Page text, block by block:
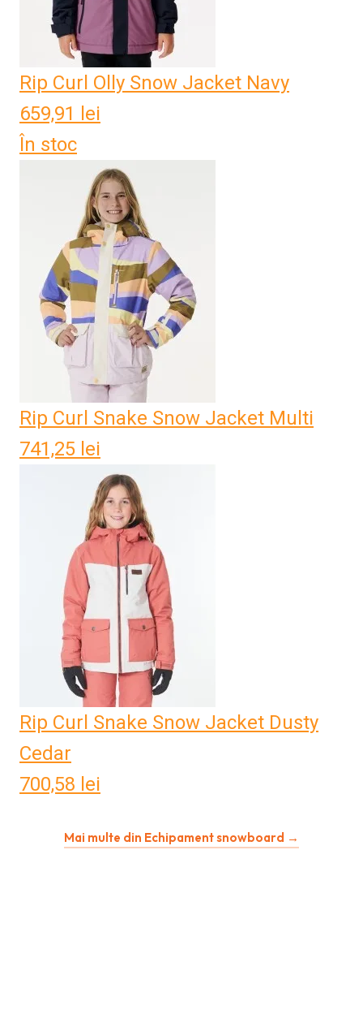
Rip Curl Olly Snow Jacket Navy
659,91 lei
În stoc
Rip Curl Snake Snow Jacket Multi
741,25 lei
Rip Curl Snake Snow Jacket Dusty
Cedar
700,58 lei
Mai multe din Echipament snowboard →